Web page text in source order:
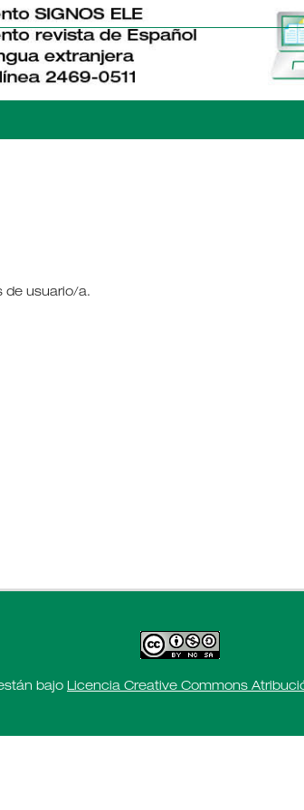
de usuario/a.
bajo Licencia Creative Commons